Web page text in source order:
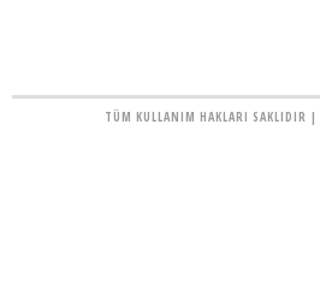
TÜM KULLANIM HAKLARI SAKLIDIR |